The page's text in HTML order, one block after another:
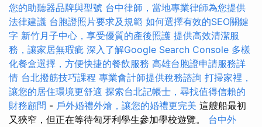
您的助聽器品牌與型號 台中律師，當地專業律師為您提供
法律建議 台胞證照片要求及規範 如何選擇有效的SEO關鍵
字 新竹月子中心，享受優質的產後照護 提供高效清潔服
務，讓家居無瑕疵 深入了解Google Search Console 多樣
化餐盒選擇，方便快捷的餐飲服務 高雄台胞證申請服務詳
情 台北撥筋技巧課程 專業會計師提供稅務諮詢 打掃家裡，
讓您的居住環境更舒適 探索台北記帳士，尋找值得信賴的
財務顧問 - 戶外婚禮外燴，讓您的婚禮更完美 這艘船最初
又狹窄，但正在等待匈牙利學生參加學校遊覽。 台中外